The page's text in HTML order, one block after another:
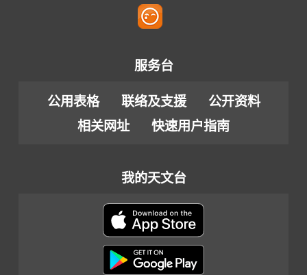
服务台
公用表格 联络及支援
公开资料
相关网址
快速用户指南
我的天文台